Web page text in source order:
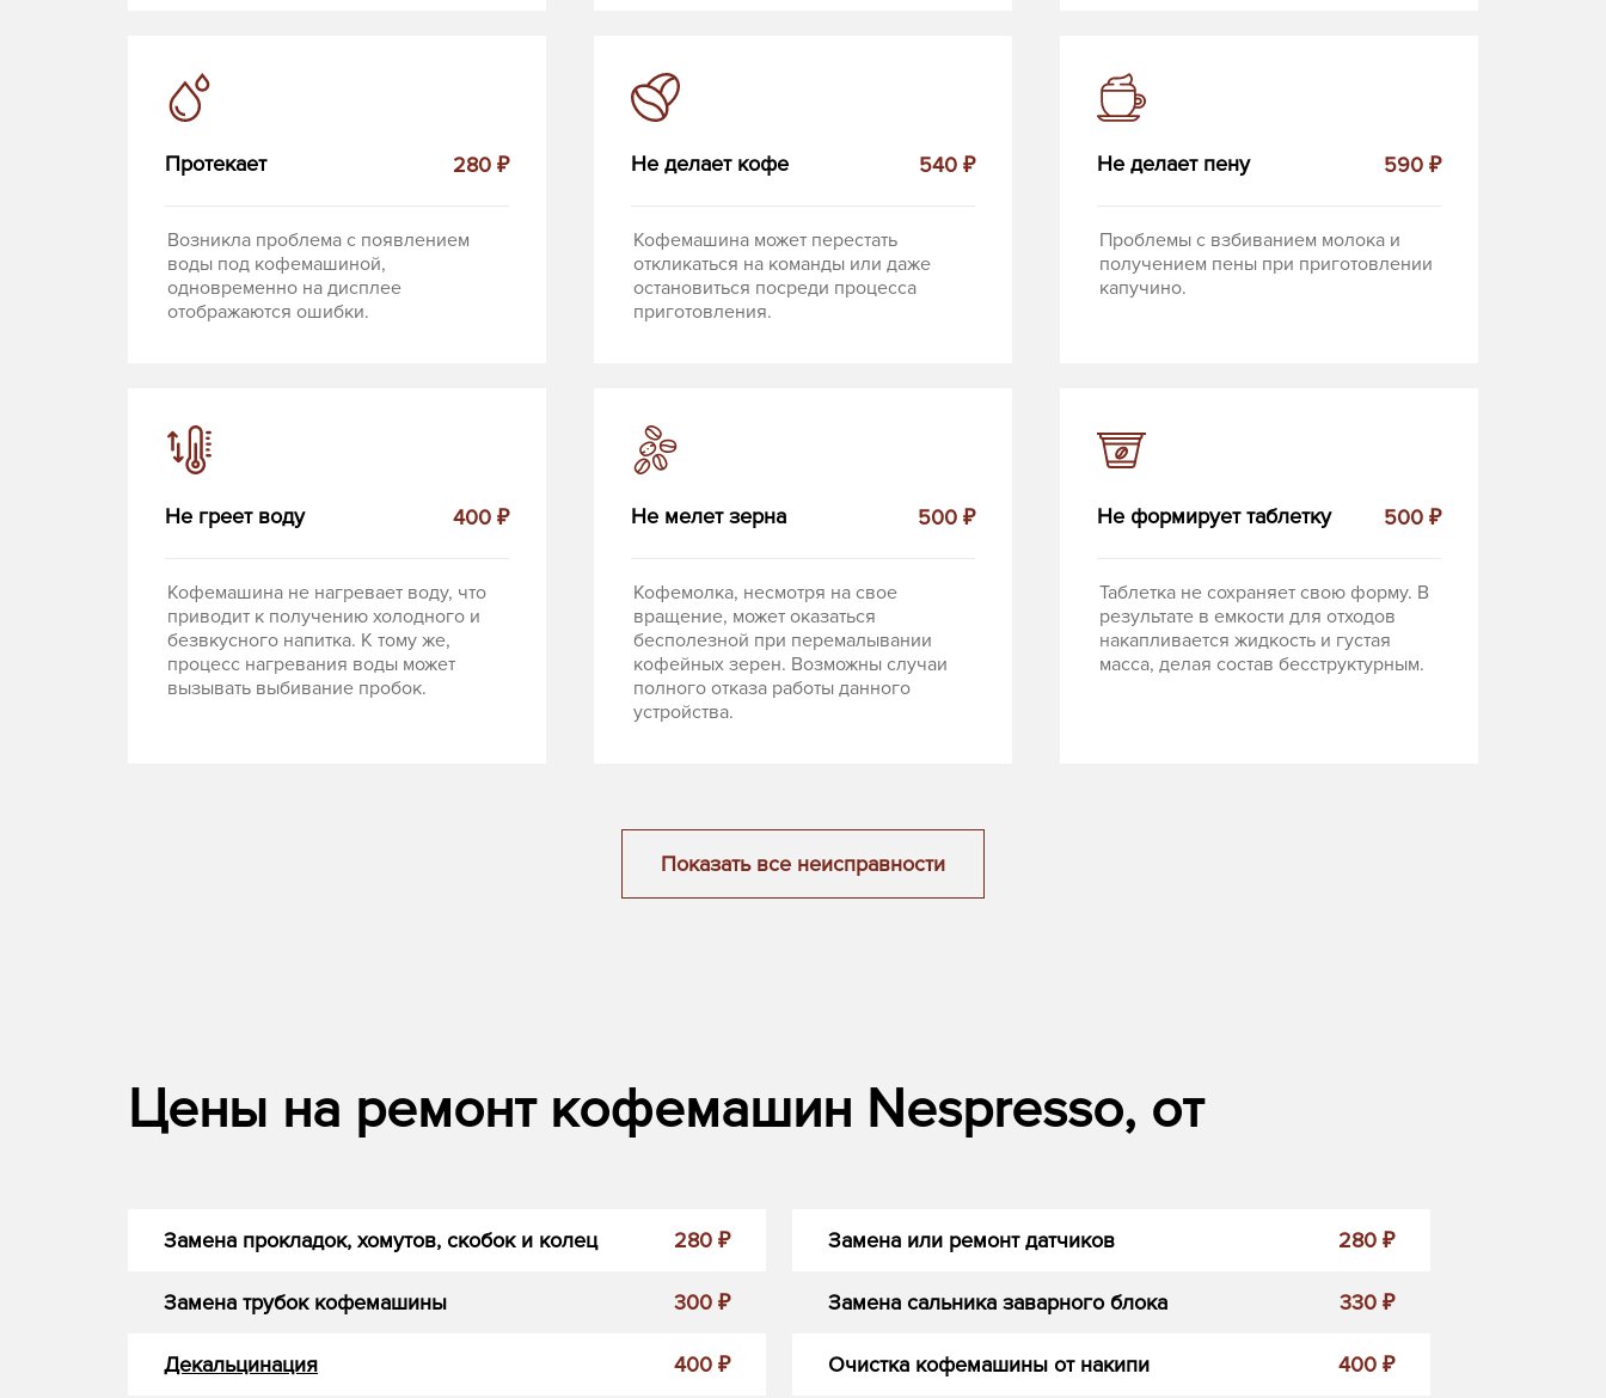
Протекает 280 ₽
Возникла проблема с появлением
воды под кофемашиной,
одновременно на дисплее
отображаются ошибки.
Не делает кофе 540 ₽
Кофемашина может перестать
откликаться на команды или даже
остановиться посреди процесса
приготовления.
Не делает пену 590 ₽
Проблемы с взбиванием молока и
получением пены при приготовлении
капучино.
Не греет воду 400 ₽
Кофемашина не нагревает воду, что
приводит к получению холодного и
безвкусного напитка. К тому же,
процесс нагревания воды может
вызывать выбивание пробок.
Не мелет зерна 500 ₽
Кофемолка, несмотря на свое
вращение, может оказаться
бесполезной при перемалывании
кофейных зерен. Возможны случаи
полного отказа работы данного
устройства.
Не формирует таблетку 500 ₽
Таблетка не сохраняет свою форму. В
результате в емкости для отходов
накапливается жидкость и густая
масса, делая состав бесструктурным.
Показать все неисправности
Цены на ремонт кофемашин Nespresso, от
Замена прокладок, хомутов, скобок и колец 280 ₽ Замена или ремонт датчиков 280 ₽
Замена трубок кофемашины 300 ₽ Замена сальника заварного блока 330 ₽
Декальцинация 400 ₽ Очистка кофемашины от накипи 400 ₽